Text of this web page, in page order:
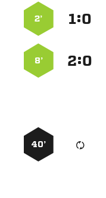
:
2’
:
8’
40’